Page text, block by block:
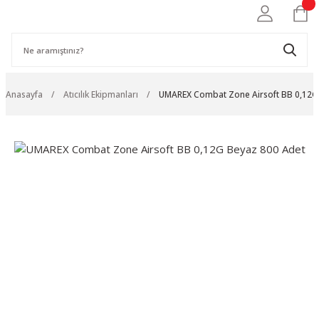
Anasayfa Atıcılık Ekipmanları UMAREX Combat Zone Airsoft BB